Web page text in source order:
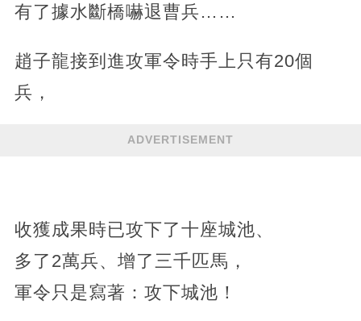
有了據水斷橋嚇退曹兵……
趙子龍接到進攻軍令時手上只有20個
兵，
ADVERTISEMENT
收獲成果時已攻下了十座城池、
多了2萬兵、增了三千匹馬，
軍令只是寫著：攻下城池！